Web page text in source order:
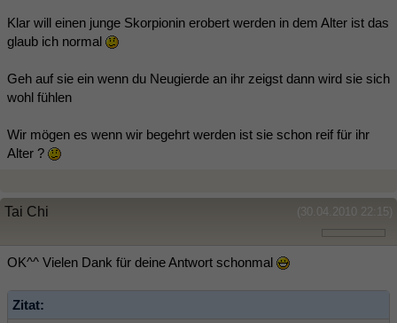
Klar will einen junge Skorpionin erobert werden in dem Alter ist das
glaub ich normal
Geh auf sie ein wenn du Neugierde an ihr zeigst dann wird sie sich
wohl fühlen
Wir mögen es wenn wir begehrt werden ist sie schon reif für ihr
Alter ?
(30.04.2010 22:15)
Tai Chi
OK^^ Vielen Dank für deine Antwort schonmal
Zitat: